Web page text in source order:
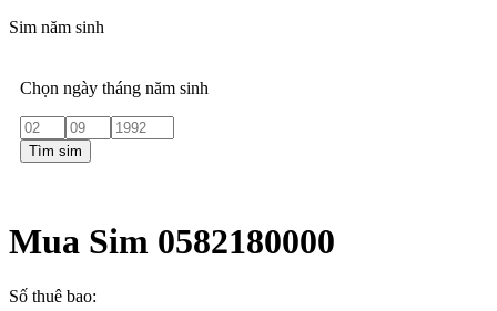
Sim năm sinh
Chọn ngày tháng năm sinh
Tìm sim
Mua Sim 0582180000
Số thuê bao: